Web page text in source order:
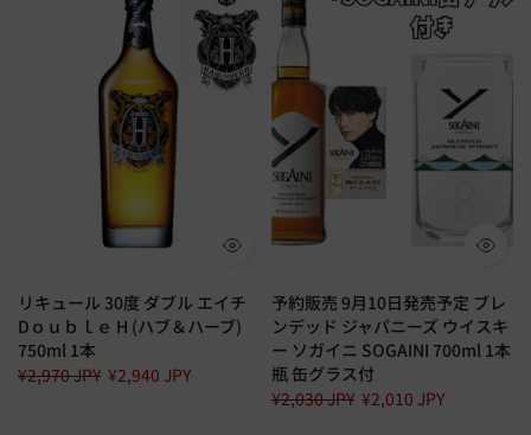
リキュール 30度 ダブル エイチ
Dｏｕｂｌｅ H (ハブ＆ハーブ)
750ml 1本
¥2,970 JPY ¥2,940 JPY
予約販売 9月10日発売予定 ブレ
ンデッド ジャパニーズ ウイスキ
ー ソガイニ SOGAINI 700ml 1本
瓶 缶グラス付
¥2,030 JPY ¥2,010 JPY